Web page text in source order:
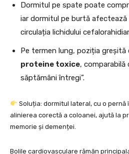
Dormitul pe spate poate
iar dormitul pe burtă afectează
circulația lichidului
Pe termen lung, poziția greșită
proteine toxice, comparabilă
săptămâni întregi”.
Soluția: dormitul lateral, cu o
alinierea corectă a coloanei, ajută la
memorie și demenței.
Bolile cardiovasculare rămân